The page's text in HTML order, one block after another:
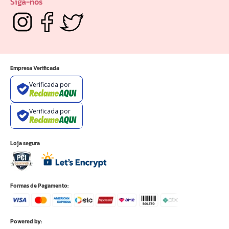
Empresa Verificada
Verificada por
Verificada por
Loja segura
Formas de Pagamento:
Powered by: